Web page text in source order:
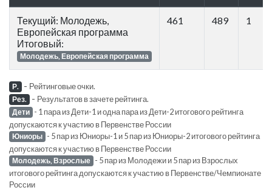
Текущий: Молодежь,
Европейская программа
Итоговый:
Молодежь, Европейская программа
461 489 1
Р. - Рейтинговые очки.
Рез. - Результатов в зачете рейтинга.
Дети - 1 пара из Дети-1 и одна пара из Дети-2 итогового рейтинга
допускаются к участию в Первенстве России
Юниоры - 5 пар из Юниоры-1 и 5 пар из Юниоры-2 итогового рейтинга
допускаются к участию в Первенстве России
Молодежь, Взрослые - 5 пар из Молодежи и 5 пар из Взрослых
итогового рейтинга допускаются к участию в Первенстве/Чемпионате
России